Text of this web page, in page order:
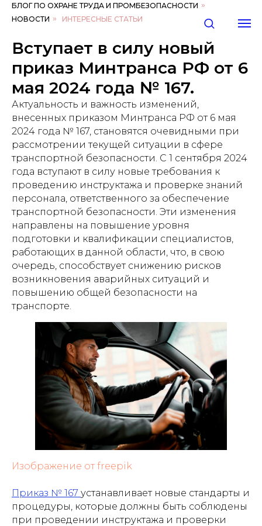
БЛОГ ПО ОХРАНЕ ТРУДА И ПРОМБЕЗОПАСНОСТИ »
НОВОСТИ » ИНТЕРЕСНЫЕ СТАТЬИ
Вступает в силу новый
приказ Минтранса РФ от 6
мая 2024 года № 167.
Актуальность и важность изменений,
внесенных приказом Минтранса РФ от 6 мая
2024 года № 167, становятся очевидными при
рассмотрении текущей ситуации в сфере
транспортной безопасности. С 1 сентября 2024
года вступают в силу новые требования к
проведению инструктажа и проверке знаний
персонала, ответственного за обеспечение
транспортной безопасности. Эти изменения
направлены на повышение уровня
подготовки и квалификации специалистов,
работающих в данной области, что, в свою
очередь, способствует снижению рисков
возникновения аварийных ситуаций и
повышению общей безопасности на
транспорте.
Изображение от freepik
Приказ № 167 устанавливает новые стандарты и
процедуры, которые должны быть соблюдены
при проведении инструктажа и проверки